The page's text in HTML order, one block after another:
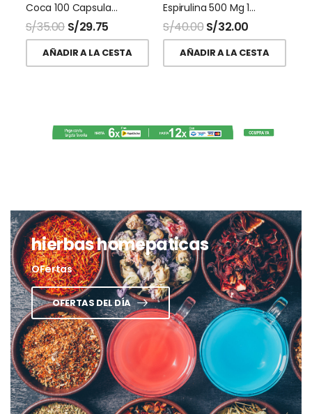
Coca 100 Capsulas Naturalmaxx
S/35.00 S/29.75
AÑADIR A LA CESTA
Espirulina 500 Mg 100 Capsulas Naturalmaxx
S/40.00 S/32.00
AÑADIR A LA CESTA
hierbas homepaticas
OFertas
OFERTAS DEL DÍA